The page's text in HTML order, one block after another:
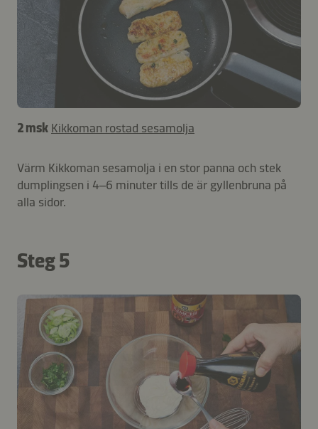
2 msk Kikkoman rostad sesamolja
Värm Kikkoman sesamolja i en stor panna och stek
dumplingsen i 4–6 minuter tills de är gyllenbruna på
alla sidor.
Steg 5